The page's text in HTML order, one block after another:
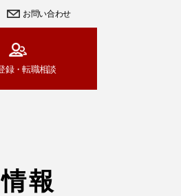
お問い合わせ
録・転職相談
報